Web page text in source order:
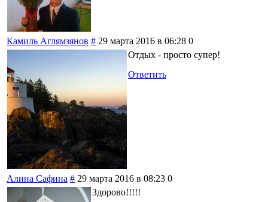
Камиль Аглямзянов # 29 марта 2016 в 06:28 0
Отдых - просто супер!
Ответить
Алина Сафина # 29 марта 2016 в 08:23 0
Здорово!!!!!